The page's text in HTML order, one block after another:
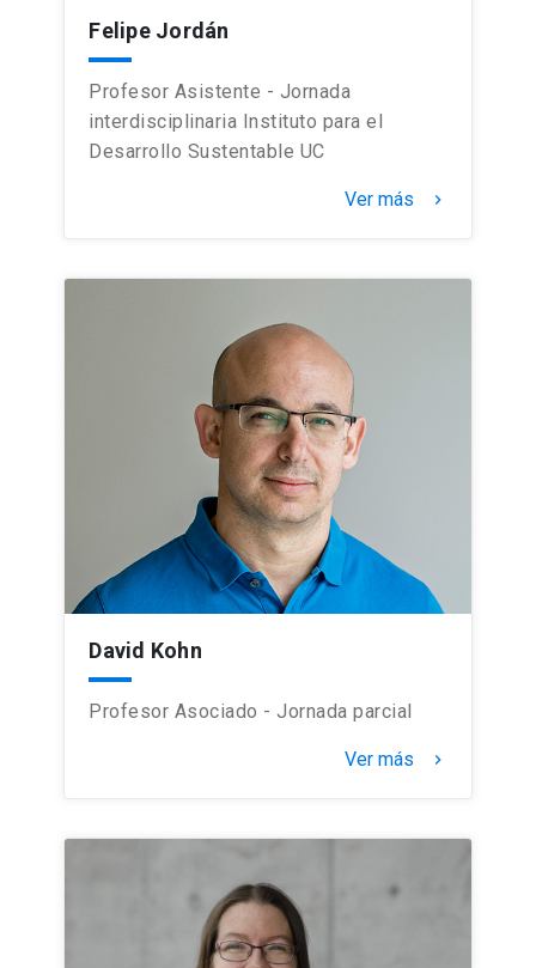
Felipe Jordán
Profesor Asistente - Jornada
interdisciplinaria Instituto para el
Desarrollo Sustentable UC
Ver más keyboard_arrow_right
David Kohn
Profesor Asociado - Jornada parcial
Ver más keyboard_arrow_right